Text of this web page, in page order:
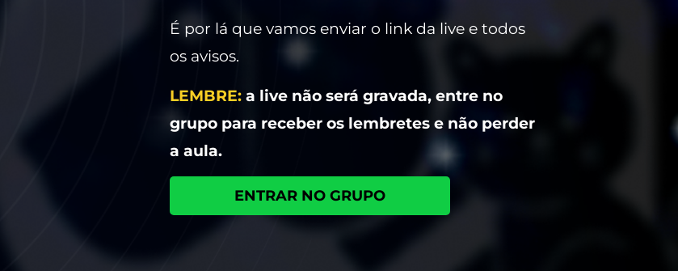
É por lá que vamos enviar o link da live e todos
os avisos.
LEMBRE: a live não será gravada, entre no
grupo para receber os lembretes e não perder
a aula.
ENTRAR NO GRUPO